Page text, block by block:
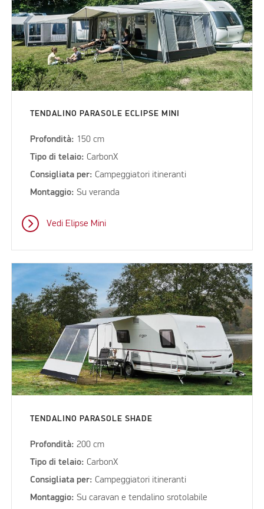
TENDALINO PARASOLE ECLIPSE MINI
Profondità: 150 cm
Tipo di telaio:CarbonX
Consigliata per:Campeggiatori itineranti
Montaggio:Su veranda
Vedi Elipse Mini
TENDALINO PARASOLE SHADE
Profondità:200 cm
Tipo di telaio:CarbonX
Consigliata per:Campeggiatori itineranti
Montaggio:Su caravan e tendalino srotolabile